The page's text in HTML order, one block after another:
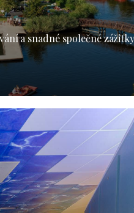
a snadné společné